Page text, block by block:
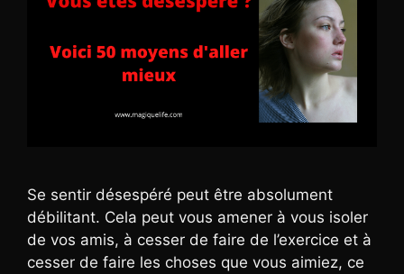
Se sentir désespéré peut être absolument
débilitant. Cela peut vous amener à vous isoler
de vos amis, à cesser de faire de l’exercice et à
cesser de faire les choses que vous aimiez, ce